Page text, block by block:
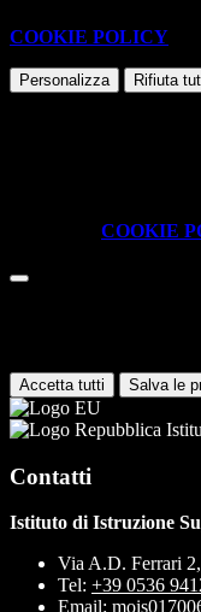
COOKIE POLICY
Personalizza Rifiuta
COOKIE
Accetta tutti Salva le
Contatti
Istituto di Istruzione
Via A.D. Ferrari
Tel: +39 0536
Email: